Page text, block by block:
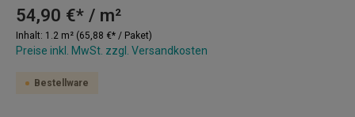
54,90 €* / m²
Inhalt: 1.2 m² (65,88 €* / Paket)
Preise inkl. MwSt. zzgl. Versandkosten
Bestellware